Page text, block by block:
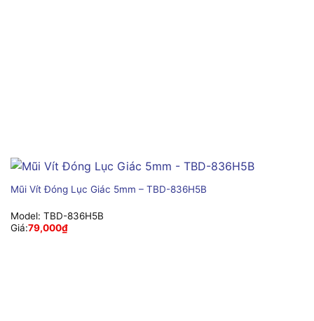
Mũi Vít Đóng Lục Giác 5mm – TBD-836H5B
Model: TBD-836H5B
Giá:79,000₫